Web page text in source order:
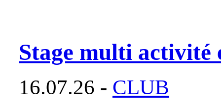
Stage multi activité
16.07.26 - CLUB